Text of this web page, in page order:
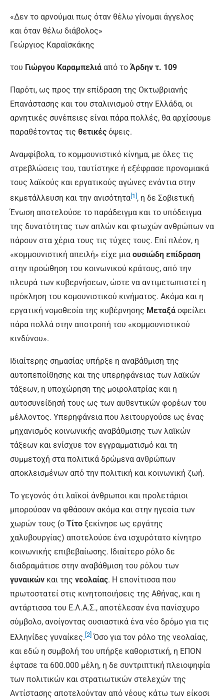
«Δεν το αρνούμαι πως όταν θέλω γίνομαι άγγελος
και όταν θέλω διάβολος»
Γεώργιος Καραϊσκάκης
του Γιώργου Καραμπελιά από το Άρδην τ. 109
Παρότι, ως προς την επίδραση της Οκτωβριανής
Επανάστασης και του σταλινισμού στην Ελλάδα, οι
αρνητικές συνέπειες είναι πάρα πολλές, θα αρχίσουμε
παραθέτοντας τις θετικές όψεις.
Αναμφίβολα, το κομμουνιστικό κίνημα, με όλες τις
στρεβλώσεις του, ταυτίστηκε ή εξέφρασε προνομιακά
τους λαϊκούς και εργατικούς αγώνες ενάντια στην
εκμετάλλευση και την ανισότητα[1], η δε Σοβιετική
Ένωση αποτελούσε το παράδειγμα και το υπόδειγμα
της δυνατότητας των απλών και φτωχών ανθρώπων να
πάρουν στα χέρια τους τις τύχες τους. Επί πλέον, η
«κομμουνιστική απειλή» είχε μια ουσιώδη επίδραση
στην προώθηση του κοινωνικού κράτους, από την
πλευρά των κυβερνήσεων, ώστε να αντιμετωπιστεί η
πρόκληση του κομουνιστικού κινήματος. Ακόμα και η
εργατική νομοθεσία της κυβέρνησης Μεταξά οφείλει
πάρα πολλά στην αποτροπή του «κομμουνιστικού
κινδύνου».
Ιδιαίτερης σημασίας υπήρξε η αναβάθμιση της
αυτοπεποίθησης και της υπερηφάνειας των λαϊκών
τάξεων, η υποχώρηση της μοιρολατρίας και η
αυτοσυνείδησή τους ως των αυθεντικών φορέων του
μέλλοντος. Υπερηφάνεια που λειτουργούσε ως ένας
μηχανισμός κοινωνικής αναβάθμισης των λαϊκών
τάξεων και ενίσχυε τον εγγραμματισμό και τη
συμμετοχή στα πολιτικά δρώμενα ανθρώπων
αποκλεισμένων από την πολιτική και κοινωνική ζωή.
Το γεγονός ότι λαϊκοί άνθρωποι και προλετάριοι
μπορούσαν να φθάσουν ακόμα και στην ηγεσία των
χωρών τους (ο Τίτο ξεκίνησε ως εργάτης
χαλυβουργίας) αποτελούσε ένα ισχυρότατο κίνητρο
κοινωνικής επιβεβαίωσης. Ιδιαίτερο ρόλο δε
διαδραμάτισε στην αναβάθμιση του ρόλου των
γυναικών και της νεολαίας. Η επονίτισσα που
πρωτοστατεί στις κινητοποιήσεις της Αθήνας, και η
αντάρτισσα του Ε.Λ.Α.Σ., αποτέλεσαν ένα πανίσχυρο
σύμβολο, ανοίγοντας ουσιαστικά ένα νέο δρόμο για τις
Ελληνίδες γυναίκες. [2] Όσο για τον ρόλο της νεολαίας,
και εδώ η συμβολή του υπήρξε καθοριστική, η ΕΠΟΝ
έφτασε τα 600.000 μέλη, η δε συντριπτική πλειοψηφία
των πολιτικών και στρατιωτικών στελεχών της
Αντίστασης αποτελούνταν από νέους κάτω των είκοσι